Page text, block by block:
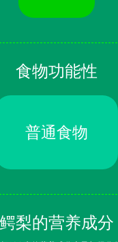
食物功能性
普通食物
鳄梨的营养成分